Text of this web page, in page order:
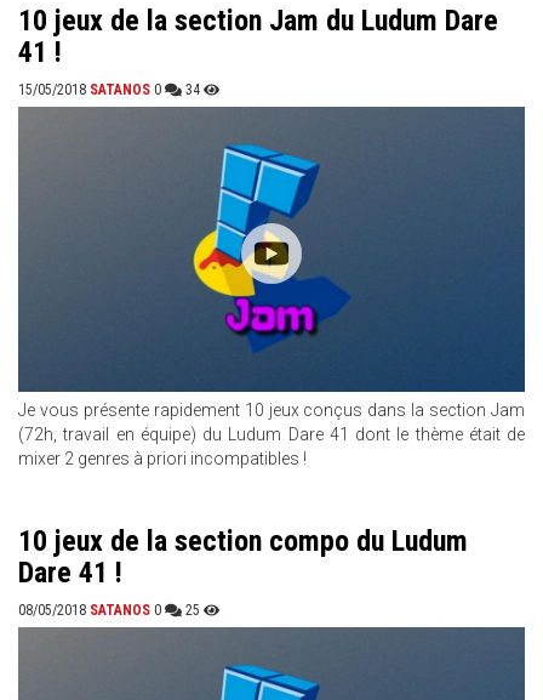
10 jeux de la section Jam du Ludum Dare
41 !
15/05/2018 SATANOS 0 34
Je vous présente rapidement 10 jeux conçus dans la section Jam
(72h, travail en équipe) du Ludum Dare 41 dont le thème était de
mixer 2 genres à priori incompatibles !
10 jeux de la section compo du Ludum
Dare 41 !
08/05/2018 SATANOS 0 25